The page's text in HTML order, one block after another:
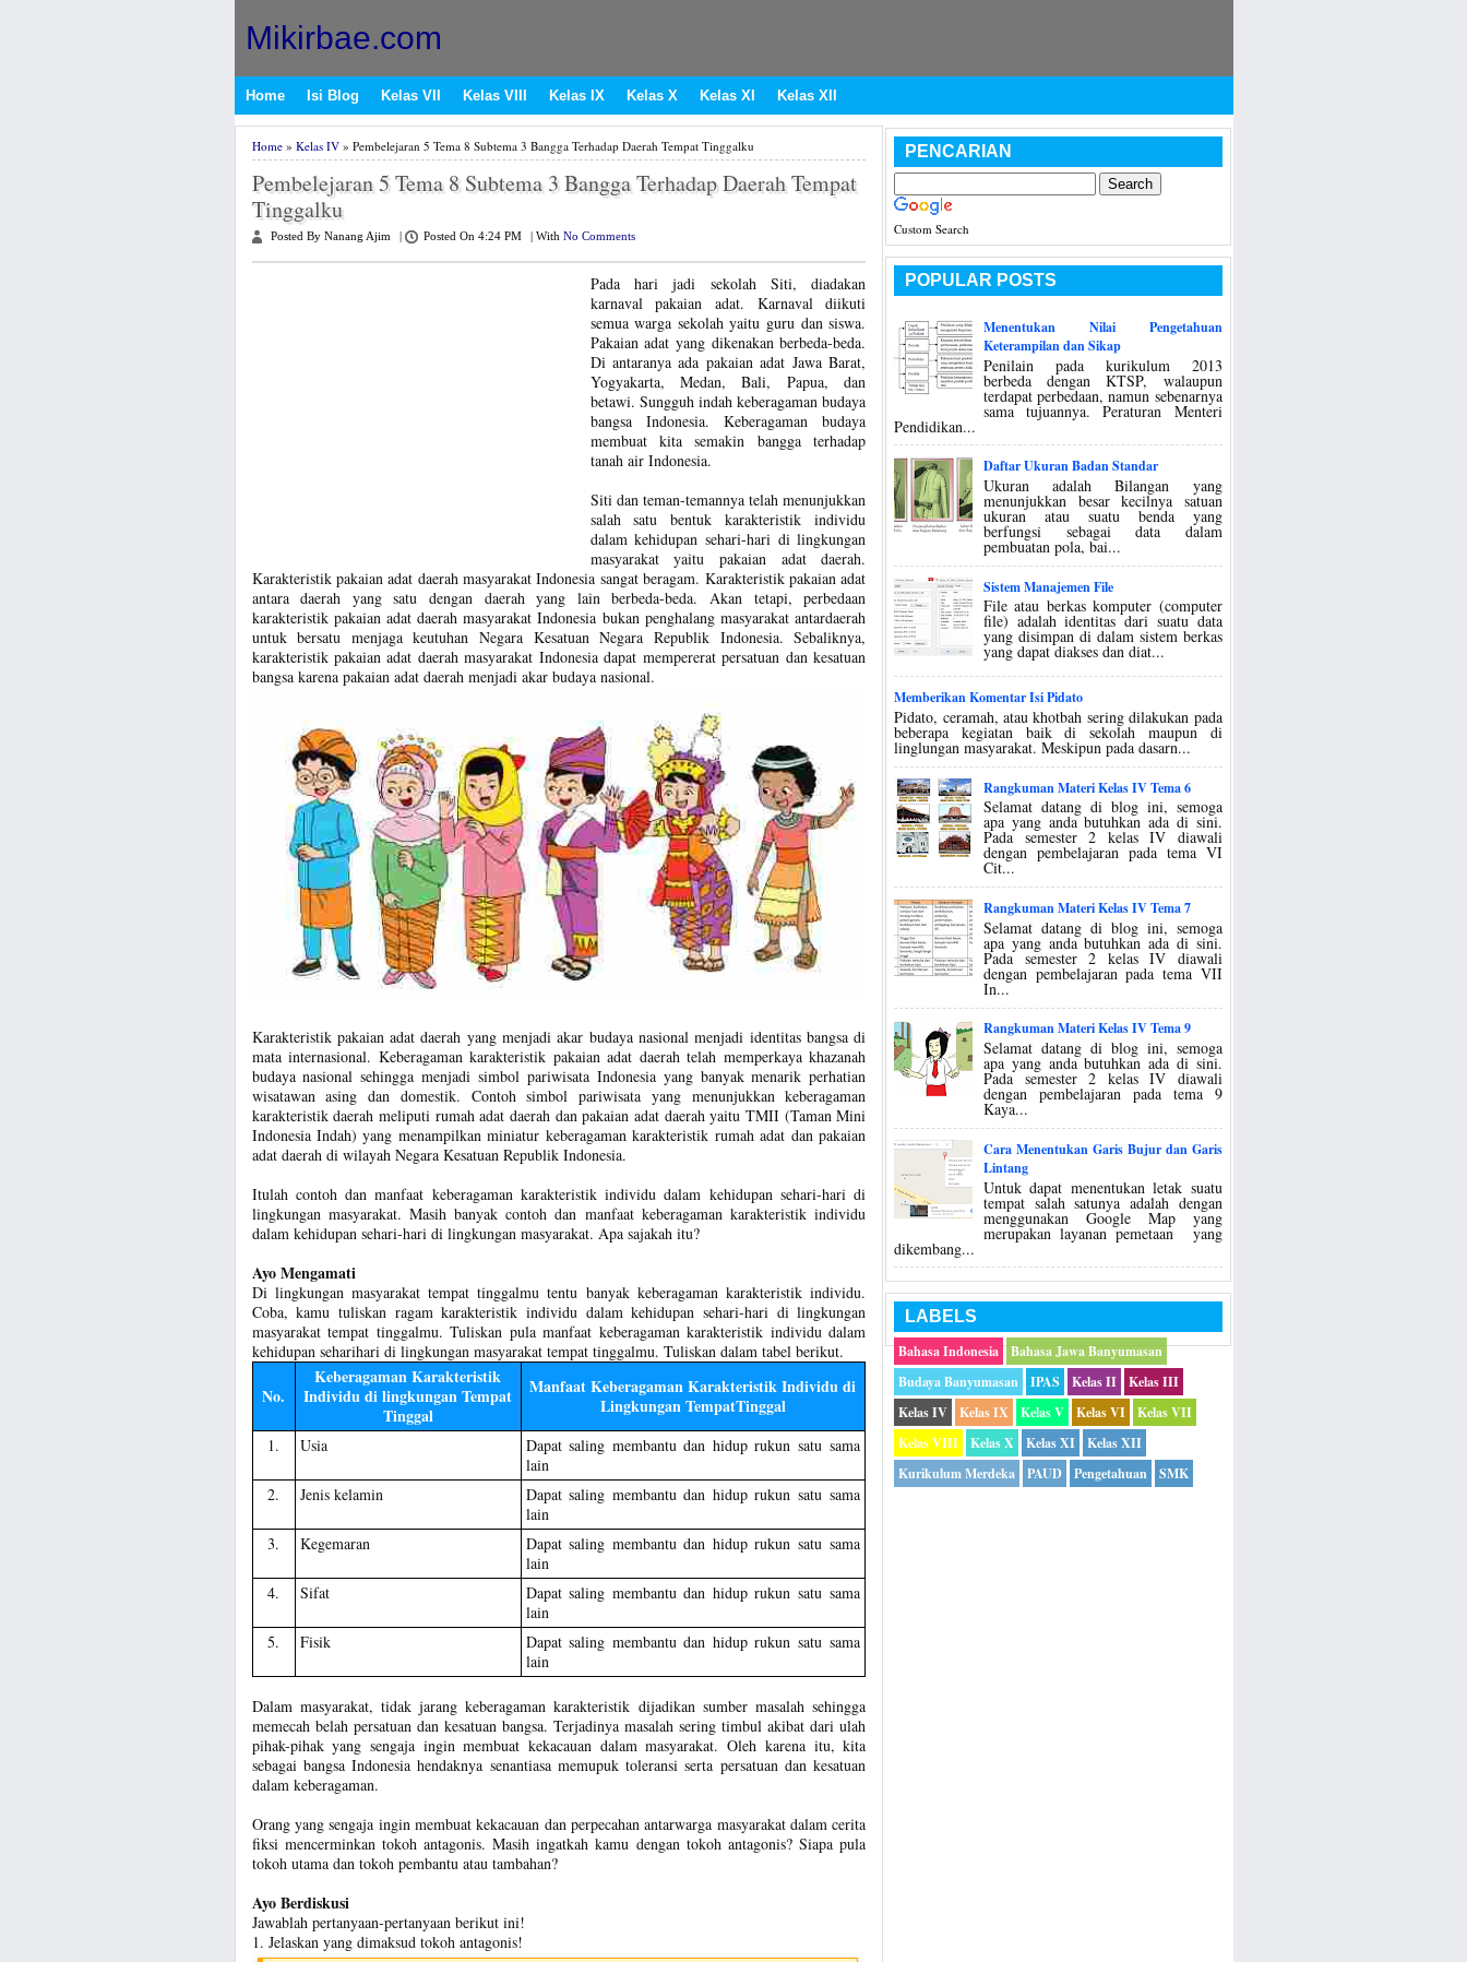
Mikirbae.com
Home Isi Blog Kelas VII Kelas VIII Kelas IX Kelas X Kelas XI Kelas XII
Home» Kelas IV» Pembelejaran 5 Tema 8 Subtema 3 Bangga Terhadap Daerah Tempat Tinggalku
Pembelejaran 5 Tema 8 Subtema 3 Bangga Terhadap Daerah Tempat
Tinggalku
Posted By Nanang Ajim Posted On 4:24 PM With No Comments
Pada hari jadi sekolah Siti, diadakan
karnaval pakaian adat. Karnaval diikuti
semua warga sekolah yaitu guru dan siswa.
Pakaian adat yang dikenakan berbeda-beda.
Di antaranya ada pakaian adat Jawa Barat,
Yogyakarta, Medan, Bali, Papua, dan
betawi. Sungguh indah keberagaman budaya
bangsa Indonesia. Keberagaman budaya
membuat kita semakin bangga terhadap
tanah air Indonesia.
Siti dan teman-temannya telah menunjukkan
salah satu bentuk karakteristik individu
dalam kehidupan sehari-hari di lingkungan
masyarakat yaitu pakaian adat daerah.
Karakteristik pakaian adat daerah masyarakat Indonesia sangat beragam. Karakteristik pakaian adat
antara daerah yang satu dengan daerah yang lain berbeda-beda. Akan tetapi, perbedaan
karakteristik pakaian adat daerah masyarakat Indonesia bukan penghalang masyarakat antardaerah
untuk bersatu menjaga keutuhan Negara Kesatuan Negara Republik Indonesia. Sebaliknya,
karakteristik pakaian adat daerah masyarakat Indonesia dapat mempererat persatuan dan kesatuan
bangsa karena pakaian adat daerah menjadi akar budaya nasional.
Karakteristik pakaian adat daerah yang menjadi akar budaya nasional menjadi identitas bangsa di
mata internasional. Keberagaman karakteristik pakaian adat daerah telah memperkaya khazanah
budaya nasional sehingga menjadi simbol pariwisata Indonesia yang banyak menarik perhatian
wisatawan asing dan domestik. Contoh simbol pariwisata yang menunjukkan keberagaman
karakteristik daerah meliputi rumah adat daerah dan pakaian adat daerah yaitu TMII (Taman Mini
Indonesia Indah) yang menampilkan miniatur keberagaman karakteristik rumah adat dan pakaian
adat daerah di wilayah Negara Kesatuan Republik Indonesia.
Itulah contoh dan manfaat keberagaman karakteristik individu dalam kehidupan sehari-hari di
lingkungan masyarakat. Masih banyak contoh dan manfaat keberagaman karakteristik individu
dalam kehidupan sehari-hari di lingkungan masyarakat. Apa sajakah itu?
Ayo Mengamati
Di lingkungan masyarakat tempat tinggalmu tentu banyak keberagaman karakteristik individu.
Coba, kamu tuliskan ragam karakteristik individu dalam kehidupan sehari-hari di lingkungan
masyarakat tempat tinggalmu. Tuliskan pula manfaat keberagaman karakteristik individu dalam
kehidupan seharihari di lingkungan masyarakat tempat tinggalmu. Tuliskan dalam tabel berikut.
No.
Keberagaman Karakteristik
Individu di lingkungan Tempat
Tinggal
Manfaat Keberagaman Karakteristik Individu di
Lingkungan TempatTinggal
1. Usia
Dapat saling membantu dan hidup rukun satu sama
lain
2.
Jenis kelamin
Dapat saling membantu dan hidup rukun satu sama
lain
3.
Kegemaran
Dapat saling membantu dan hidup rukun satu sama
lain
4.
Sifat
Dapat saling membantu dan hidup rukun satu sama
lain
5.
Fisik
Dapat saling membantu dan hidup rukun satu sama
lain
Dalam masyarakat, tidak jarang keberagaman karakteristik dijadikan sumber masalah sehingga
memecah belah persatuan dan kesatuan bangsa. Terjadinya masalah sering timbul akibat dari ulah
pihak-pihak yang sengaja ingin membuat kekacauan dalam masyarakat. Oleh karena itu, kita
sebagai bangsa Indonesia hendaknya senantiasa memupuk toleransi serta persatuan dan kesatuan
dalam keberagaman.
Orang yang sengaja ingin membuat kekacauan dan perpecahan antarwarga masyarakat dalam cerita
fiksi mencerminkan tokoh antagonis. Masih ingatkah kamu dengan tokoh antagonis? Siapa pula
tokoh utama dan tokoh pembantu atau tambahan?
Ayo Berdiskusi
Jawablah pertanyaan-pertanyaan berikut ini!
1. Jelaskan yang dimaksud tokoh antagonis!
PENCARIAN
Custom Search
POPULAR POSTS
Menentukan Nilai Pengetahuan
Keterampilan dan Sikap
Penilain pada kurikulum 2013
berbeda dengan KTSP, walaupun
terdapat perbedaan, namun sebenarnya
sama tujuannya. Peraturan Menteri
Pendidikan...
Daftar Ukuran Badan Standar
Ukuran adalah Bilangan yang
menunjukkan besar kecilnya satuan
ukuran atau suatu benda yang
berfungsi sebagai data dalam
pembuatan pola, bai...
Sistem Manajemen File
File atau berkas komputer (computer
file) adalah identitas dari suatu data
yang disimpan di dalam sistem berkas
yang dapat diakses dan diat...
Memberikan Komentar Isi Pidato
Pidato, ceramah, atau khotbah sering dilakukan pada
beberapa kegiatan baik di sekolah maupun di
linglungan masyarakat. Meskipun pada dasarn...
Rangkuman Materi Kelas IV Tema 6
Selamat datang di blog ini, semoga
apa yang anda butuhkan ada di sini.
Pada semester 2 kelas IV diawali
dengan pembelajaran pada tema VI
Cit...
Rangkuman Materi Kelas IV Tema 7
Selamat datang di blog ini, semoga
apa yang anda butuhkan ada di sini.
Pada semester 2 kelas IV diawali
dengan pembelajaran pada tema VII
In...
Rangkuman Materi Kelas IV Tema 9
Selamat datang di blog ini, semoga
apa yang anda butuhkan ada di sini.
Pada semester 2 kelas IV diawali
dengan pembelajaran pada tema 9
Kaya...
Cara Menentukan Garis Bujur dan Garis
Lintang
Untuk dapat menentukan letak suatu
tempat salah satunya adalah dengan
menggunakan Google Map yang
merupakan layanan pemetaan yang
dikembang...
LABELS
Bahasa Indonesia
Bahasa Jawa Banyumasan
Budaya Banyumasan
IPAS Kelas II
Kelas III
Kelas IV
Kelas IX Kelas V Kelas VI
Kelas VII
Kelas VIII
Kelas X Kelas XI
Kelas XII
Kurikulum Merdeka
PAUD Pengetahuan SMK